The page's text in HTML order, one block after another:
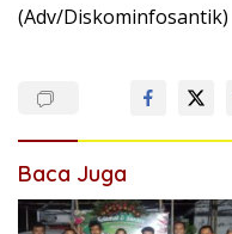
(Adv/Diskominfosantik)
Baca Juga